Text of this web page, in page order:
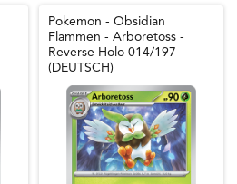
Pokemon - Obsidian
Flammen - Arboretoss -
Reverse Holo 014/197
(DEUTSCH)